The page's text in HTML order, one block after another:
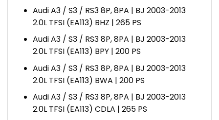
Audi A3 / S3 / RS3 8P, 8PA | BJ 2003-2013
2.0L TFSI (EA113) BHZ | 265 PS
Audi A3 / S3 / RS3 8P, 8PA | BJ 2003-2013
2.0L TFSI (EA113) BPY | 200 PS
Audi A3 / S3 / RS3 8P, 8PA | BJ 2003-2013
2.0L TFSI (EA113) BWA | 200 PS
Audi A3 / S3 / RS3 8P, 8PA | BJ 2003-2013
2.0L TFSI (EA113) CDLA | 265 PS